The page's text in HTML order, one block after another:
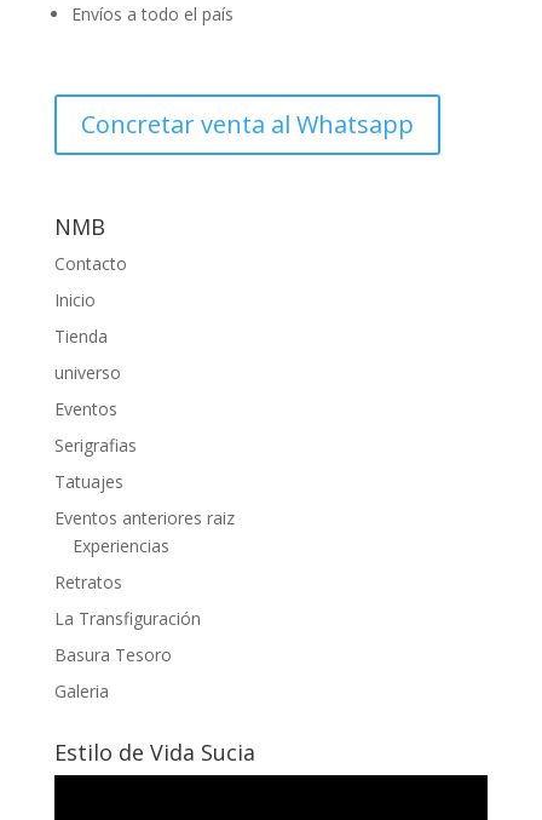
Envíos a todo el país
Concretar venta al Whatsapp
NMB
Contacto
Inicio
Tienda
universo
Eventos
Serigrafias
Tatuajes
Eventos anteriores raiz
Experiencias
Retratos
La Transfiguración
Basura Tesoro
Galeria
Estilo de Vida Sucia